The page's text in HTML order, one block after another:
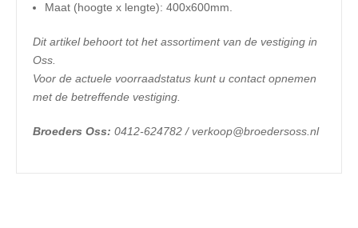
​Maat (hoogte x lengte): 400x600mm.
Dit artikel behoort tot het assortiment van de vestiging in
Oss.
Voor de actuele voorraadstatus kunt u contact opnemen
met de betreffende vestiging.
Broeders Oss: 0412-624782 / verkoop@broedersoss.nl